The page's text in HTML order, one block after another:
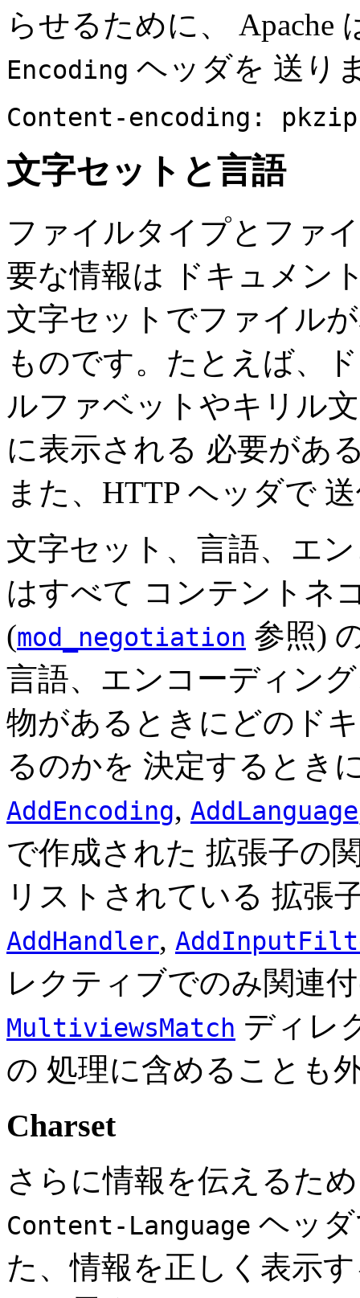
らせるために、 Apache
Encoding ヘッダを 送り
Content-encoding: pkzip
文字セットと言語
ファイルタイプとファ
要な情報は ドキュメン
文字セットでファイル
ものです。たとえば、
ルファベットやキリル
に表示される 必要があ
また、HTTP ヘッダで
文字セット、言語、エ
はすべて コンテントネ
(mod_negotiation 参照)
言語、エンコーディン
物があるときにどのド
るのかを 決定するとき
AddEncoding, AddLanguage
で作成された 拡張子の
リストされている 拡張
AddHandler,
レクティブでのみ関連
MultiviewsMatch ディレ
の 処理に含めることも
Charset
さらに情報を伝えるた
Content-Language ヘッ
た、情報を正しく表示